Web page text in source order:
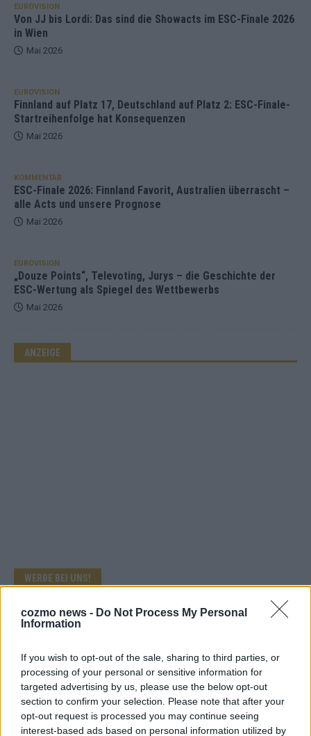
cozmo news - Do Not Process My Personal
Information
If you wish to opt-out of the sale, sharing to third parties, or
processing of your personal or sensitive information for
targeted advertising by us, please use the below opt-out
section to confirm your selection. Please note that after your
opt-out request is processed you may continue seeing
interest-based ads based on personal information utilized by
EUROVISION
Von JJ bis Lordi: Das sind die Showacts im ESC-Finale 2026
in Wien
Mai 2026
EUROVISION
Finnland auf Platz 17, Deutschland auf Platz 2: ESC-Finale-
Startreihenfolge hat Konsequenzen
Mai 2026
KOMMENTAR
ESC-Finale 2026: Finnland Favorit, Australien überrascht –
alle Acts und unsere Prognose
Mai 2026
EUROVISION
„Douze Points“, Televoting, Jurys – die Geschichte der
ESC-Wertung als Spiegel des Wettbewerbs
Mai 2026
ANZEIGE
WERBE BEI UNS!
ANZEIGE